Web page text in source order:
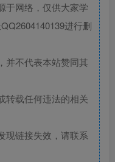
于网络，仅供大家学
进行删
并不代表本站赞同其
转载任何违法的相关
现链接失效，请联系